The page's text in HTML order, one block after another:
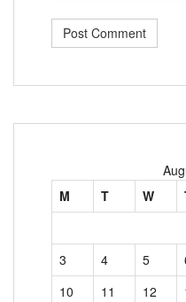
M
T W
3
4 5
10
11 12